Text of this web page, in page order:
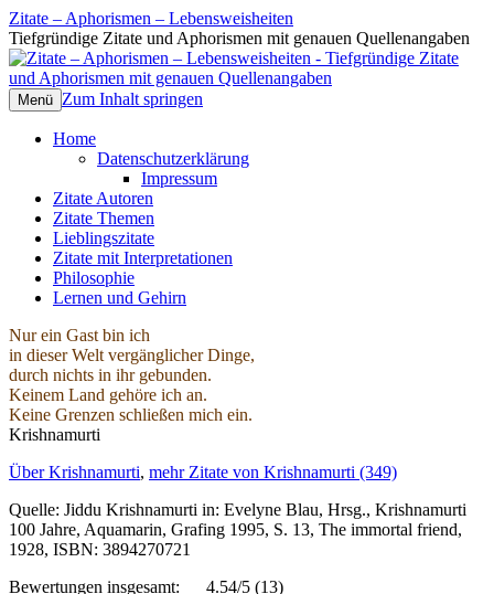
Zitate – Aphorismen – Lebensweisheiten
Tiefgründige Zitate und Aphorismen mit genauen Quellenangaben
Menü Zum Inhalt springen
Home
Datenschutzerklärung
Impressum
Zitate Autoren
Zitate Themen
Lieblingszitate
Zitate mit Interpretationen
Philosophie
Lernen und Gehirn
Nur ein Gast bin ich
in dieser Welt vergänglicher Dinge,
durch nichts in ihr gebunden.
Keinem Land gehöre ich an.
Keine Grenzen schließen mich ein.
Krishnamurti
Über Krishnamurti, mehr Zitate von Krishnamurti (349)
Quelle: Jiddu Krishnamurti in: Evelyne Blau, Hrsg., Krishnamurti
100 Jahre, Aquamarin, Grafing 1995, S. 13, The immortal friend,
1928, ISBN: 3894270721
Bewertungen insgesamt:
4.54/5 (13)